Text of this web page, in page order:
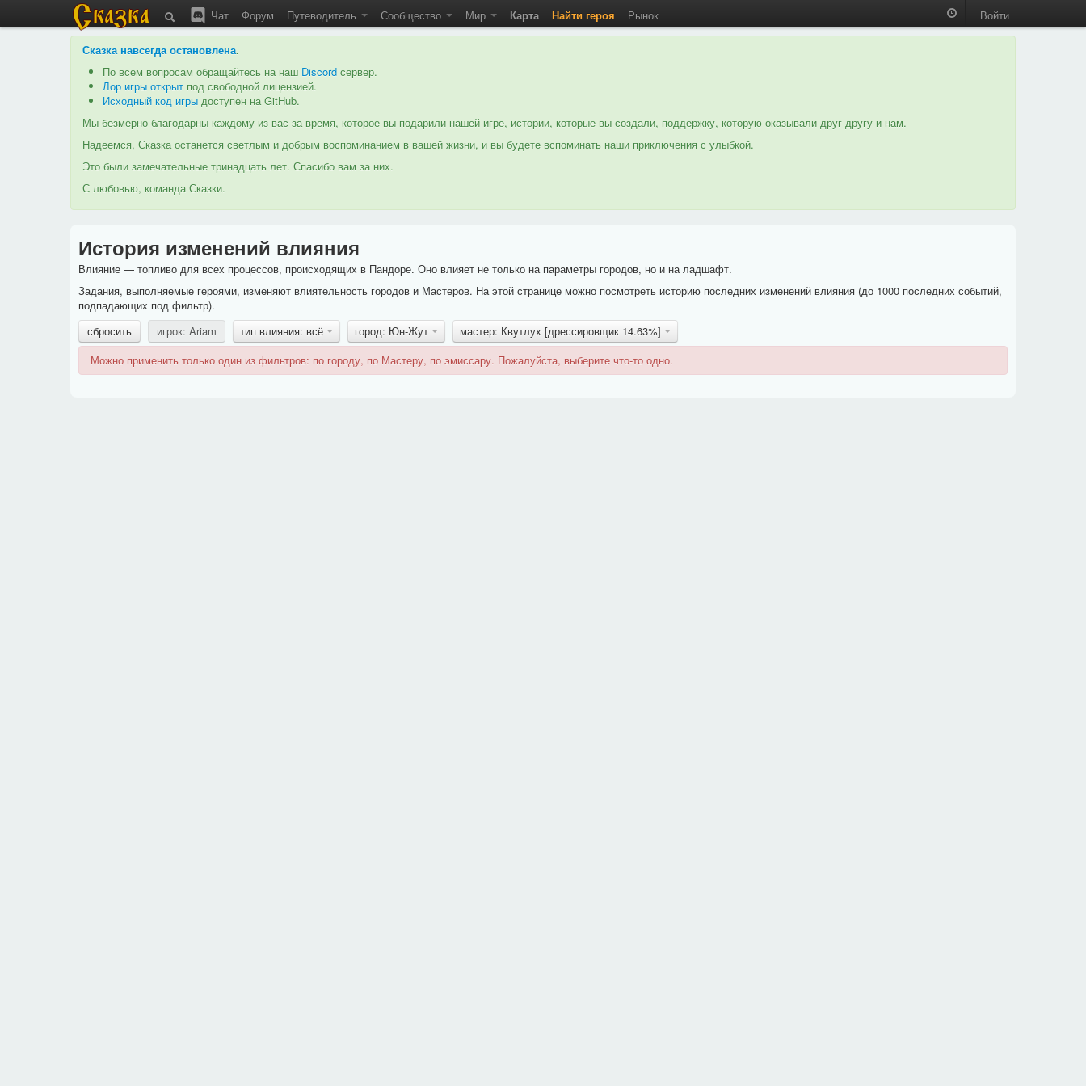
Чат Форум Путеводитель Сообщество Мир Карта Найти героя Рынок Войти
Сказка навсегда остановлена.
По всем вопросам обращайтесь на наш Discord сервер.
Лор игры открыт под свободной лицензией.
Исходный код игры доступен на GitHub.
Мы безмерно благодарны каждому из вас за время, которое вы подарили нашей игре, истории, которые вы создали, поддержку, которую оказывали друг другу и нам.
Надеемся, Сказка останется светлым и добрым воспоминанием в вашей жизни, и вы будете вспоминать наши приключения с улыбкой.
Это были замечательные тринадцать лет. Спасибо вам за них.
С любовью, команда Сказки.
История изменений влияния
Влияние — топливо для всех процессов, происходящих в Пандоре. Оно влияет не только на параметры городов, но и на ладшафт.
Задания, выполняемые героями, изменяют влиятельность городов и Мастеров. На этой странице можно посмотреть историю последних изменений влияния (до 1000 последних событий,
подпадающих под фильтр).
сбросить
игрок: Ariam тип влияния: всё город: Юн-Жут
мастер: Квутлух [дрессировщик 14.63%]
Можно применить только один из фильтров: по городу, по Мастеру, по эмиссару. Пожалуйста, выберите что-то одно.